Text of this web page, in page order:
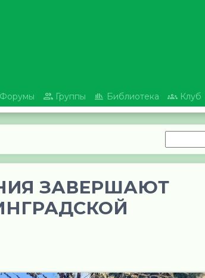
Форумы  Группы  Библиотека  Клуб
ЗАВЕРШАЮТ